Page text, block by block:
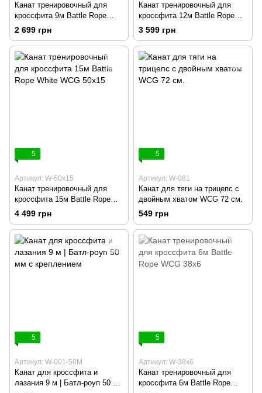
Канат тренировочный для
кроссфита 9м Battle Rope
White WCG 50х9
2 699 грн
Канат тренировочный для
кроссфита 12м Battle Rope
White WCG 50х12
3 599 грн
5
Артикул: W-50х15
Канат тренировочный для
кроссфита 15м Battle Rope
White WCG 50х15
4 499 грн
5
Артикул: W-081
Канат для тяги на трицепс с
двойным хватом WCG 72 см.
549 грн
5
Артикул: W-001-50M
Канат для кроссфита и
лазания 9 м | Батл-роуп 50 мм
5
Артикул: W-38х6
Канат тренировочный для
кроссфита 6м Battle Rope